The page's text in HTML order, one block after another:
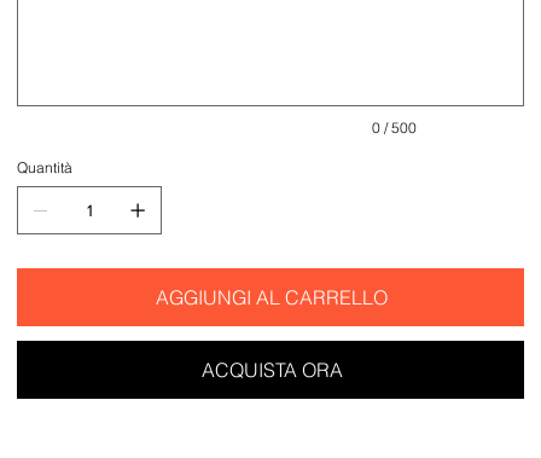
0 / 500
Quantità
AGGIUNGI AL CARRELLO
ACQUISTA ORA